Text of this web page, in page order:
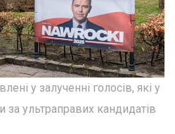
у залученні голосів, які у
за ультраправих кандидатів